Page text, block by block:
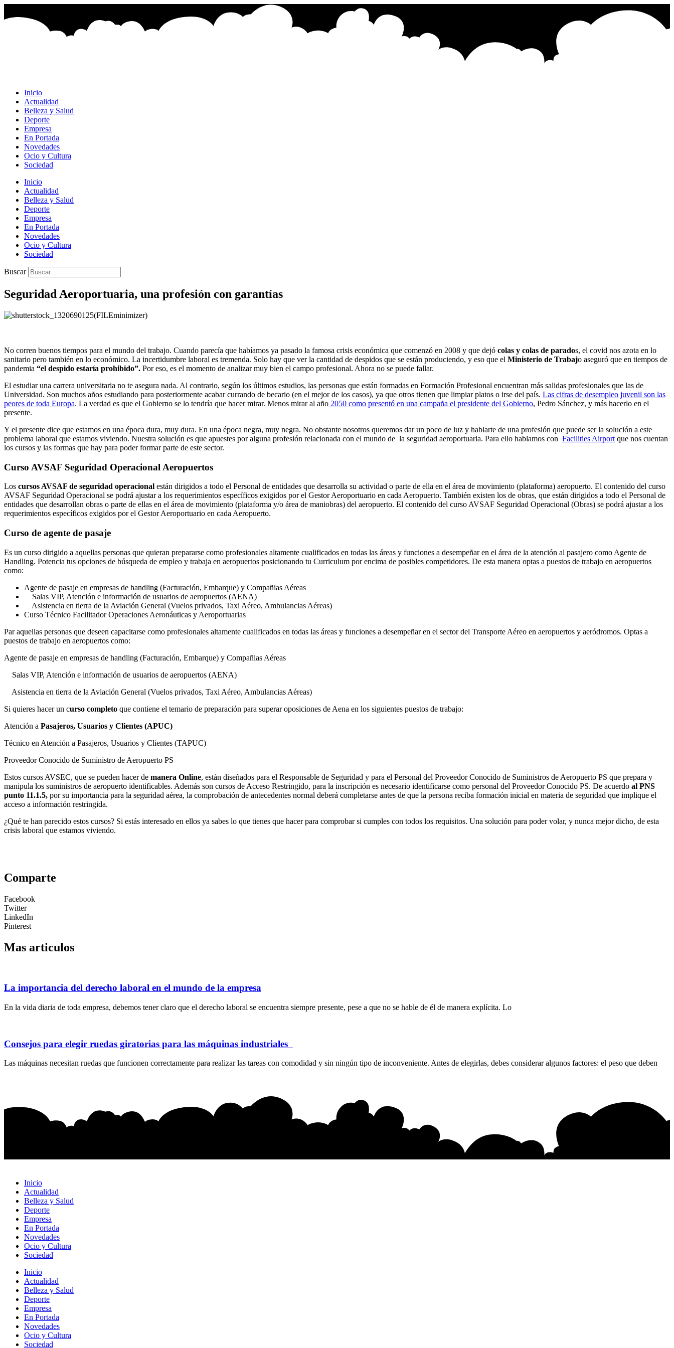
al
Inicio
Actualidad
Belleza y Salud
Deporte
Empresa
En Portada
Novedades
Ocio y Cultura
Sociedad
Inicio
Actualidad
Belleza y Salud
Deporte
Empresa
En Portada
Novedades
Ocio y Cultura
Sociedad
Buscar
Seguridad Aeroportuaria, una profesión con garantías
No corren buenos tiempos para el mundo del trabajo. Cuando parecía que habíamos ya pasado la famosa crisis económica que comenzó en 2008 y que dejó colas y colas de parados, el covid nos azota en lo
sanitario pero también en lo económico. La incertidumbre laboral es tremenda. Solo hay que ver la cantidad de despidos que se están produciendo, y eso que el Ministerio de Trabajo aseguró que en tiempos de
pandemia “el despido estaría prohibido”. Por eso, es el momento de analizar muy bien el campo profesional. Ahora no se puede fallar.
El estudiar una carrera universitaria no te asegura nada. Al contrario, según los últimos estudios, las personas que están formadas en Formación Profesional encuentran más salidas profesionales que las de
Universidad. Son muchos años estudiando para posteriormente acabar currando de becario (en el mejor de los casos), ya que otros tienen que limpiar platos o irse del país. Las cifras de desempleo juvenil son las
peores de toda Europa. La verdad es que el Gobierno se lo tendría que hacer mirar. Menos mirar al año 2050 como presentó en una campaña el presidente del Gobierno, Pedro Sánchez, y más hacerlo en el
presente.
Y el presente dice que estamos en una época dura, muy dura. En una época negra, muy negra. No obstante nosotros queremos dar un poco de luz y hablarte de una profesión que puede ser la solución a este
problema laboral que estamos viviendo. Nuestra solución es que apuestes por alguna profesión relacionada con el mundo de la seguridad aeroportuaria. Para ello hablamos con Facilities Airport que nos cuentan
los cursos y las formas que hay para poder formar parte de este sector.
Curso AVSAF Seguridad Operacional Aeropuertos
Los cursos AVSAF de seguridad operacional están dirigidos a todo el Personal de entidades que desarrolla su actividad o parte de ella en el área de movimiento (plataforma) aeropuerto. El contenido del curso
AVSAF Seguridad Operacional se podrá ajustar a los requerimientos específicos exigidos por el Gestor Aeroportuario en cada Aeropuerto. También existen los de obras, que están dirigidos a todo el Personal de
entidades que desarrollan obras o parte de ellas en el área de movimiento (plataforma y/o área de maniobras) del aeropuerto. El contenido del curso AVSAF Seguridad Operacional (Obras) se podrá ajustar a los
requerimientos específicos exigidos por el Gestor Aeroportuario en cada Aeropuerto.
Curso de agente de pasaje
Es un curso dirigido a aquellas personas que quieran prepararse como profesionales altamente cualificados en todas las áreas y funciones a desempeñar en el área de la atención al pasajero como Agente de
Handling. Potencia tus opciones de búsqueda de empleo y trabaja en aeropuertos posicionando tu Curriculum por encima de posibles competidores. De esta manera optas a puestos de trabajo en aeropuertos
como:
Agente de pasaje en empresas de handling (Facturación, Embarque) y Compañias Aéreas
Salas VIP, Atención e información de usuarios de aeropuertos (AENA)
Asistencia en tierra de la Aviación General (Vuelos privados, Taxi Aéreo, Ambulancias Aéreas)
Curso Técnico Facilitador Operaciones Aeronáuticas y Aeroportuarias
Par aquellas personas que deseen capacitarse como profesionales altamente cualificados en todas las áreas y funciones a desempeñar en el sector del Transporte Aéreo en aeropuertos y aeródromos. Optas a
puestos de trabajo en aeropuertos como:
Agente de pasaje en empresas de handling (Facturación, Embarque) y Compañias Aéreas
Salas VIP, Atención e información de usuarios de aeropuertos (AENA)
Asistencia en tierra de la Aviación General (Vuelos privados, Taxi Aéreo, Ambulancias Aéreas)
Si quieres hacer un curso completo que contiene el temario de preparación para superar oposiciones de Aena en los siguientes puestos de trabajo:
Atención a Pasajeros, Usuarios y Clientes (APUC)
Técnico en Atención a Pasajeros, Usuarios y Clientes (TAPUC)
Proveedor Conocido de Suministro de Aeropuerto PS
Estos cursos AVSEC, que se pueden hacer de manera Online, están diseñados para el Responsable de Seguridad y para el Personal del Proveedor Conocido de Suministros de Aeropuerto PS que prepara y
manipula los suministros de aeropuerto identificables. Además son cursos de Acceso Restringido, para la inscripción es necesario identificarse como personal del Proveedor Conocido PS. De acuerdo al PNS
punto 11.1.5, por su importancia para la seguridad aérea, la comprobación de antecedentes normal deberá completarse antes de que la persona reciba formación inicial en materia de seguridad que implique el
acceso a información restringida.
¿Qué te han parecido estos cursos? Si estás interesado en ellos ya sabes lo que tienes que hacer para comprobar si cumples con todos los requisitos. Una solución para poder volar, y nunca mejor dicho, de esta
crisis laboral que estamos viviendo.
Comparte
Facebook
Twitter
LinkedIn
Pinterest
Mas articulos
La importancia del derecho laboral en el mundo de la empresa
En la vida diaria de toda empresa, debemos tener claro que el derecho laboral se encuentra siempre presente, pese a que no se hable de él de manera explícita. Lo
Consejos para elegir ruedas giratorias para las máquinas industriales
Las máquinas necesitan ruedas que funcionen correctamente para realizar las tareas con comodidad y sin ningún tipo de inconveniente. Antes de elegirlas, debes considerar algunos factores: el peso que deben
Inicio
Actualidad
Belleza y Salud
Deporte
Empresa
En Portada
Novedades
Ocio y Cultura
Sociedad
Inicio
Actualidad
Belleza y Salud
Deporte
Empresa
En Portada
Novedades
Ocio y Cultura
Sociedad